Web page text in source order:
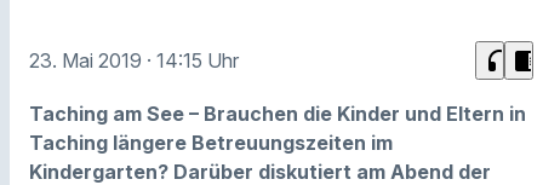
23. Mai 2019 · 14:15 Uhr headphones chrome_reader_mode
Taching am See – Brauchen die Kinder und Eltern in
Taching längere Betreuungszeiten im
Kindergarten? Darüber diskutiert am Abend der